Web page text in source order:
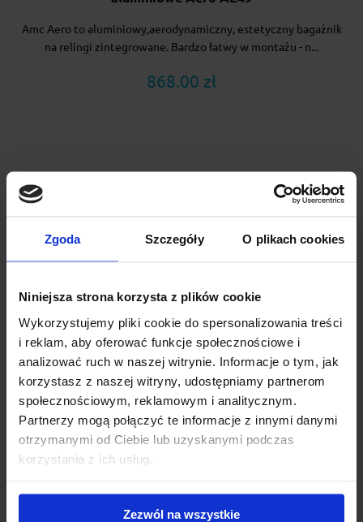
Zgoda Szczegóły O plikach cookies
Niniejsza strona korzysta z plików cookie
Wykorzystujemy pliki cookie do spersonalizowania treści
i reklam, aby oferować funkcje społecznościowe i
analizować ruch w naszej witrynie. Informacje o tym, jak
korzystasz z naszej witryny, udostępniamy partnerom
społecznościowym, reklamowym i analitycznym.
Partnerzy mogą połączyć te informacje z innymi danymi
otrzymanymi od Ciebie lub uzyskanymi podczas
korzystania z ich usług.
Zezwól na wszystkie
Amc Aero to aluminiowy,aerodynamiczny, estetyczny bagażnik
na relingi zintegrowane. Bardzo łatwy w montażu - n...
868.00 zł
Bagażnik dachowy na relingi Cruz Airo Dark 118 +
stopy Cruz fix raised railing
ruz Airo to aerodynamiczny, estetyczny i wytrzymały bagażnik
do do aut z relingami. Aluminiowa belka w kształc...